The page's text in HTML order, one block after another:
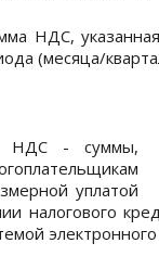
НДС,
(месяца/
НДС - суммы,
уплатой
налогового